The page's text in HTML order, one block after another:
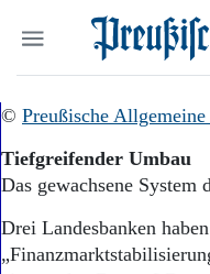
Suchen und
© Preußische
Tiefgreifender Umbau
Das gewachsene System
Drei Landesbanken